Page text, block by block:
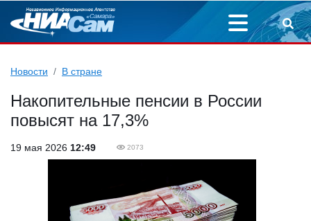
Новости В стране
Накопительные пенсии в России
повысят на 17,3%
19 мая 2026 12:49 2073